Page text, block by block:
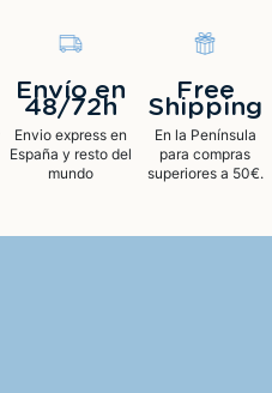
Envío en
48/72h
Envio express en
España y resto del
mundo
Free
Shipping
En la Península
para compras
superiores a 50€.